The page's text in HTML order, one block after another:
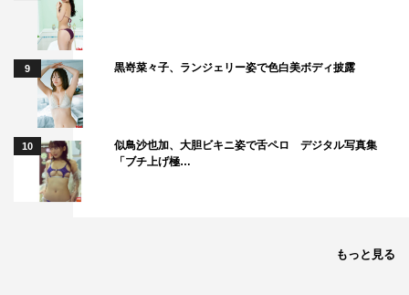
9 黒嵜菜々子、ランジェリー姿で色白美ボディ披露
10
似鳥沙也加、大胆ビキニ姿で舌ペロ デジタル写真集
「ブチ上げ極…
もっと見る